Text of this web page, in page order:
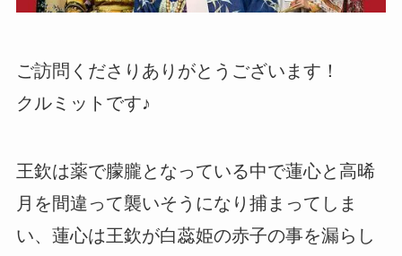
ご訪問くださりありがとうございます！
クルミットです♪
王欽は薬で朦朧となっている中で蓮心と高晞
月を間違って襲いそうになり捕まってしま
い、蓮心は王欽が白蕊姫の赤子の事を漏らし